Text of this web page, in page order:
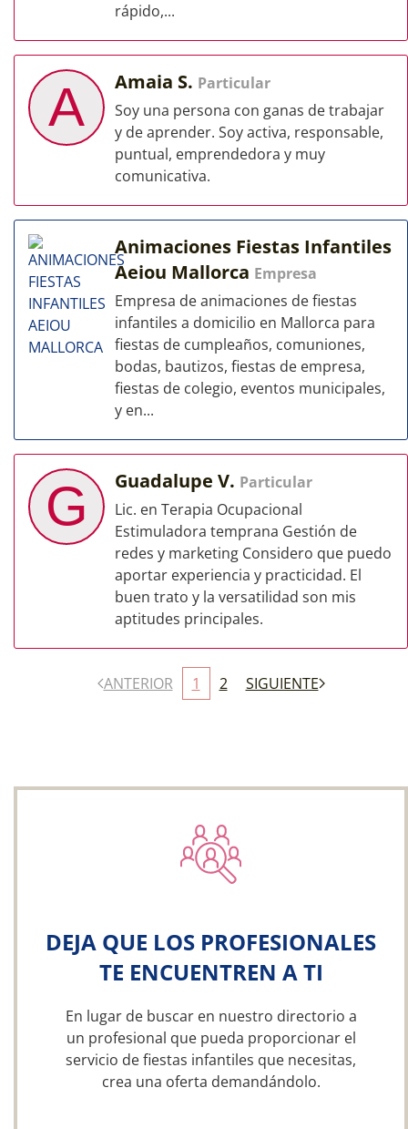
rápido,...
A Amaia S. Particular
Soy una persona con ganas de trabajar
y de aprender. Soy activa, responsable,
puntual, emprendedora y muy
comunicativa.
Animaciones Fiestas Infantiles
Aeiou Mallorca Empresa
Empresa de animaciones de fiestas
infantiles a domicilio en Mallorca para
fiestas de cumpleaños, comuniones,
bodas, bautizos, fiestas de empresa,
fiestas de colegio, eventos municipales,
y en...
G Guadalupe V. Particular
Lic. en Terapia Ocupacional
Estimuladora temprana Gestión de
redes y marketing Considero que puedo
aportar experiencia y practicidad. El
buen trato y la versatilidad son mis
aptitudes principales.
ANTERIOR 1 2 SIGUIENTE
DEJA QUE LOS PROFESIONALES
TE ENCUENTREN A TI
En lugar de buscar en nuestro directorio a
un profesional que pueda proporcionar el
servicio de fiestas infantiles que necesitas,
crea una oferta demandándolo.